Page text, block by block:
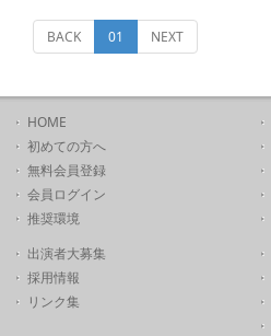
BACK 01 (current)
NEXT
HOME
初めての方へ
無料会員登録
会員ログイン
推奨環境
出演者大募集
採用情報
リンク集